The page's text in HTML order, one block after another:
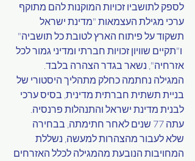
לספק לתושביו זכויות המוקנות להם מתוקף
ערכי מגילת העצמאות "מדינת ישראל
תשקוד על פיתוח הארץ לטובת כל תושביה"
ו"תקיים שוויון זכויות חברתי ומדיני גמור לכל
אזרחיה", נשאר בגדר הצהרה בלבד.
המגילה נחתמה כחלק מתהליך היסטורי של
בניית תשתית חברתית מדינית, בסיס ערכי
לבנית מדינת ישראל והתנהלות פרנסיה.
עתה 77 שנים לאחר חתימתה, בבחירה
שלא לעבור מהצהרות למעשה, נשללת
המחויבות הנובעת מהמגילה לכלל האזרחים